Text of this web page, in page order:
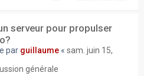
serveur pour propulser
par guillaume « sam. juin 15,
générale